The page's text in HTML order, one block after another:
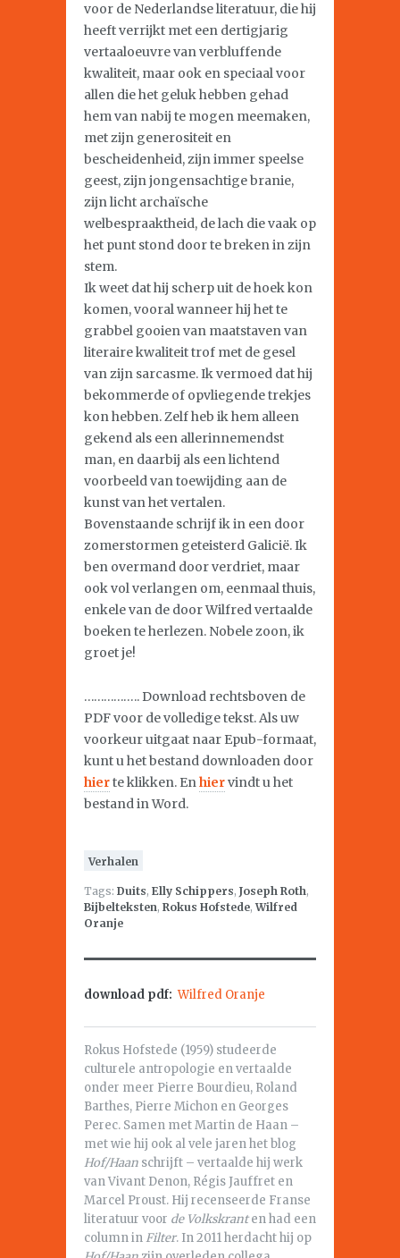
voor de Nederlandse literatuur, die hij
heeft verrijkt met een dertigjarig
vertaaloeuvre van verbluffende
kwaliteit, maar ook en speciaal voor
allen die het geluk hebben gehad
hem van nabij te mogen meemaken,
met zijn generositeit en
bescheidenheid, zijn immer speelse
geest, zijn jongensachtige branie,
zijn licht archaïsche
welbespraaktheid, de lach die vaak op
het punt stond door te breken in zijn
stem.
Ik weet dat hij scherp uit de hoek kon
komen, vooral wanneer hij het te
grabbel gooien van maatstaven van
literaire kwaliteit trof met de gesel
van zijn sarcasme. Ik vermoed dat hij
bekommerde of opvliegende trekjes
kon hebben. Zelf heb ik hem alleen
gekend als een allerinnemendst
man, en daarbij als een lichtend
voorbeeld van toewijding aan de
kunst van het vertalen.
Bovenstaande schrijf ik in een door
zomerstormen geteisterd Galicië. Ik
ben overmand door verdriet, maar
ook vol verlangen om, eenmaal thuis,
enkele van de door Wilfred vertaalde
boeken te herlezen. Nobele zoon, ik
groet je!
…………….. Download rechtsboven de
PDF voor de volledige tekst. Als uw
voorkeur uitgaat naar Epub-formaat,
kunt u het bestand downloaden door
hierte klikken. Enhiervindt u het
bestand in Word.
Verhalen
Tags: Duits, Elly Schippers, Joseph Roth,
Bijbelteksten, Rokus Hofstede,Wilfred
Oranje
download pdf: Wilfred Oranje
Rokus Hofstede (1959) studeerde
culturele antropologie en vertaalde
onder meer Pierre Bourdieu, Roland
Barthes, Pierre Michon en Georges
Perec. Samen met Martin de Haan –
met wie hij ook al vele jaren het blog
Hof/Haan schrijft – vertaalde hij werk
van Vivant Denon, Régis Jauffret en
Marcel Proust. Hij recenseerde Franse
literatuur voor de Volkskranten had een
column inFilter. In 2011 herdacht hij op